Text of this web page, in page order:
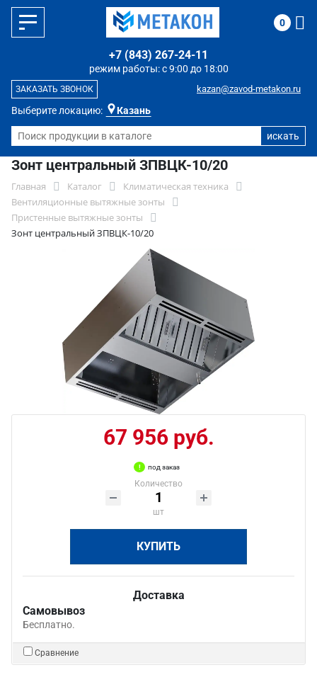
Выберите локацию: Казань
режим работы: с 9:00 до 18:00
+7 (843) 267-24-11
kazan@zavod-metakon.ru
ЗАКАЗАТЬ ЗВОНОК
0
Зонт центральный ЗПВЦК-10/20
Главная Каталог
Климатическая техника
Вентиляционные вытяжные зонты
Пристенные вытяжные зонты
Зонт центральный ЗПВЦК-10/20
67 956 руб.
под заказ
Количество
шт
КУПИТЬ
Доставка
Самовывоз
Бесплатно.
Сравнение